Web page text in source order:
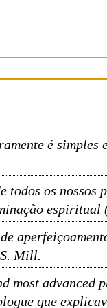
é
os nossos
Mill.
advanced
que